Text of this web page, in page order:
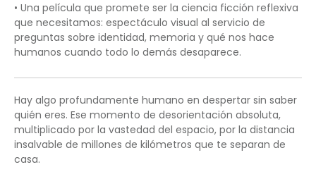
• Una película que promete ser la ciencia ficción reflexiva
que necesitamos: espectáculo visual al servicio de
preguntas sobre identidad, memoria y qué nos hace
humanos cuando todo lo demás desaparece.
Hay algo profundamente humano en despertar sin saber
quién eres. Ese momento de desorientación absoluta,
multiplicado por la vastedad del espacio, por la distancia
insalvable de millones de kilómetros que te separan de
casa.